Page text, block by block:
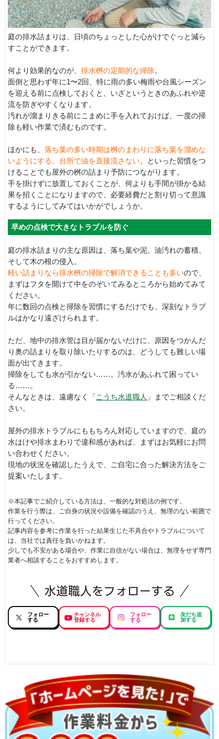
庭の排水詰まりは、日頃のちょっとした心がけでぐっと減ら
すことができます。
何より効果的なのが、 排水桝の定期的な掃除。
面倒と思わず年に1〜2回、特に雨の多い梅雨や台風シーズン
を迎える前に点検しておくと、いざというときのあふれや逆
流を防ぎやすくなります。
汚れが溜まりきる前にこまめに手を入れておけば、一度の掃
除も軽い作業で済むものです。
ほかにも、 落ち葉の多い時期は桝のまわりに落ち葉を溜めな
いようにする、台所で油を直接流さない、といった習慣をつ
けることでも屋外の桝の詰まり予防につながります。
手を掛けずに放置しておくことが、何よりも手間が掛かる結
果を招くことになりますので、必要経費だと割り切って意識
するようにしてみてはいかがでしょうか。
早めの点検で大きなトラブルを防ぐ
庭の排水詰まりの主な原因は、落ち葉や泥、油汚れの蓄積、
そして木の根の侵入。
軽い詰まりなら排水桝の掃除で解消できることも多いので、
まずはフタを開けて中をのぞいてみるところから始めてみて
ください。
年に数回の点検と掃除を習慣にするだけでも、深刻なトラブ
ルはかなり遠ざけられます。
ただ、地中の排水管は目が届かないだけに、原因をつかんだ
り奥の詰まりを取り除いたりするのは、どうしても難しい場
面が出てきます。
掃除をしても水が引かない……。汚水があふれて困ってい
る……。
そんなときは、遠慮なく「 こうち水道職人 」までご相談くだ
さい。
屋外の排水トラブルにももちろん対応していますので、庭の
水はけや排水まわりで違和感があれば、まずはお気軽にお問
い合わせください。
現地の状況を確認したうえで、ご自宅に合った解決方法をご
提案いたします。
※本記事でご紹介している方法は、一般的な対処法の例です。
作業を行う際は、ご自身の状況や設備を確認のうえ、無理のない範囲で
行ってください。
記事内容を参考に作業を行った結果生じた不具合やトラブルについて
は、当社では責任を負いかねます。
少しでも不安がある場合や、作業に自信がない場合は、無理をせず専門
業者へ相談することをおすすめします。
フォロー
する
チャンネル
登録する
フォロー
する
友だち追
加する